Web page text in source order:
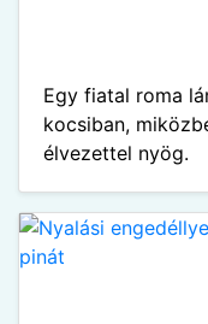
Egy fiatal roma
kocsiban,
élvezettel nyög.